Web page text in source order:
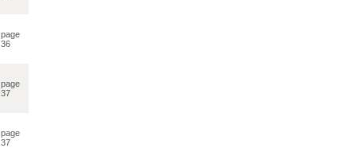
page
36
page
37
page
37